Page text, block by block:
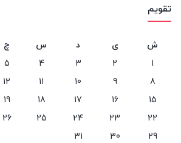
تقویم
ش ی د س چ
1
2
3
4
5
8
9
10
11
12
15
16
17
18
19
22
23
24
25
26
29
30
31